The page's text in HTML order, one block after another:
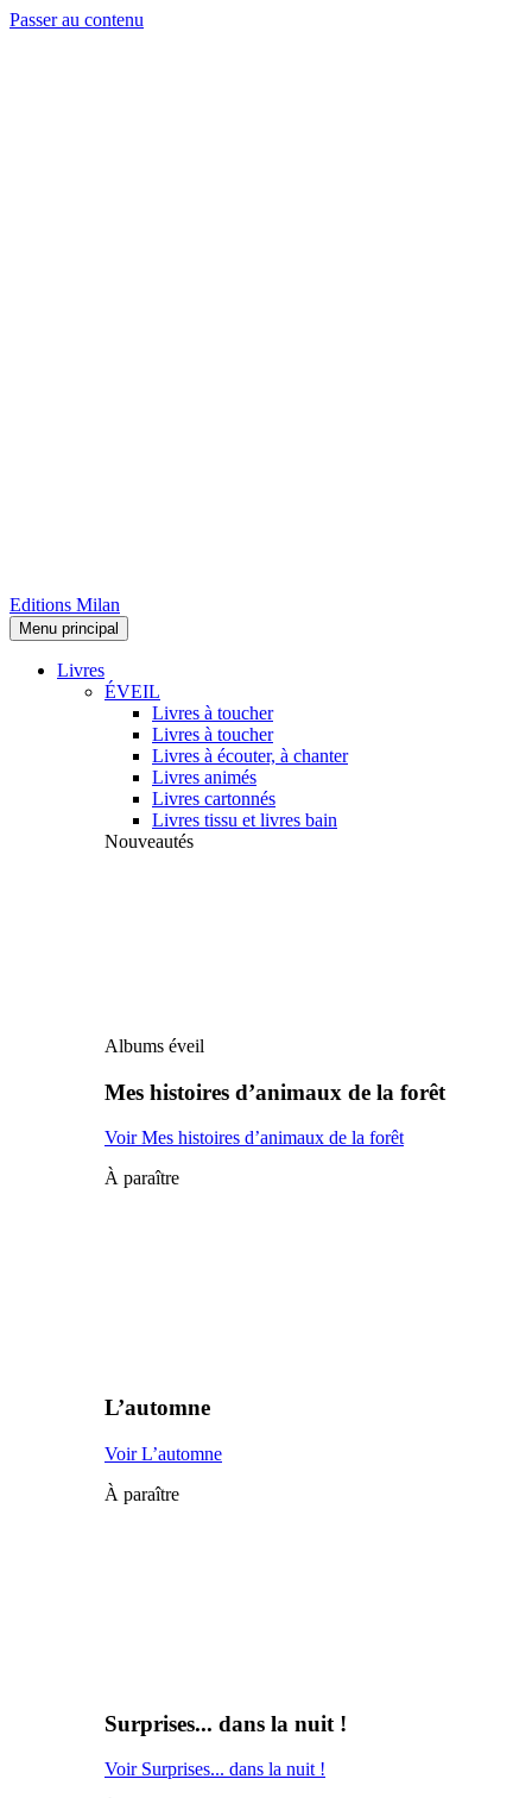
Passer au contenu
Editions Milan
Menu principal
Livres
ÉVEIL
Livres à toucher
Livres à toucher
Livres à écouter, à chanter
Livres animés
Livres cartonnés
Livres tissu et livres bain
Nouveautés
Albums éveil
Mes histoires d’animaux de la forêt
Voir Mes histoires d’animaux de la forêt
À paraître
L’automne
Voir L’automne
À paraître
Surprises... dans la nuit !
Voir Surprises... dans la nuit !